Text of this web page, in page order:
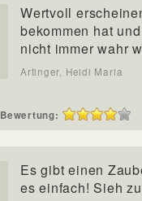
Wertvoll
bekommen hat
nicht immer wahr
Artinger, Heidi Maria
Bewertung:
Es gibt einen
es einfach! Sieh